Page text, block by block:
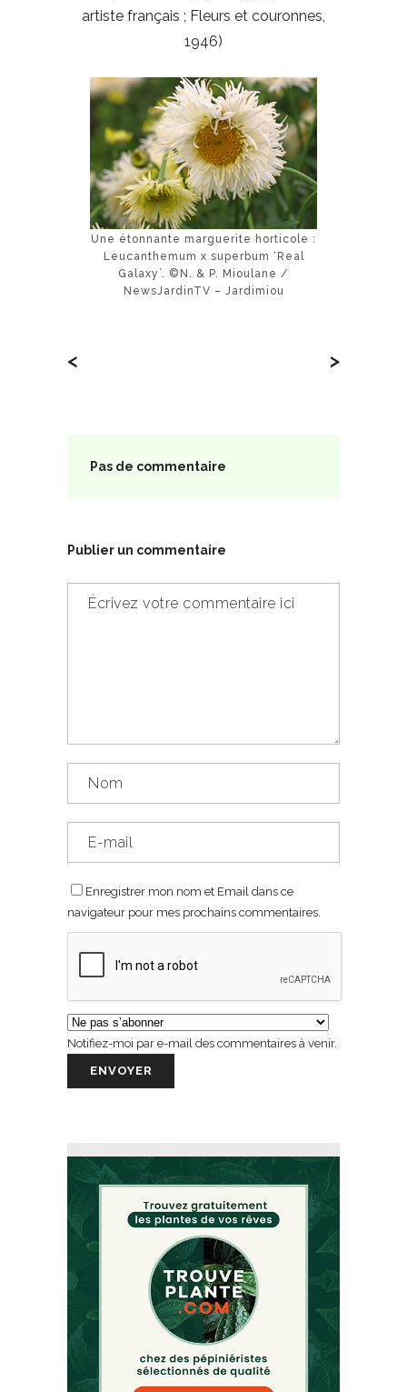
artiste français ; Fleurs et couronnes,
1946)
Une étonnante marguerite horticole :
Leucanthemum x superbum ‘Real
Galaxy’. ©N. & P. Mioulane /
NewsJardinTV – Jardimiou
< >
Pas de commentaire
Publier un commentaire
Enregistrer mon nom et Email dans ce
navigateur pour mes prochains commentaires.
Notifiez-moi par e-mail des commentaires à venir.